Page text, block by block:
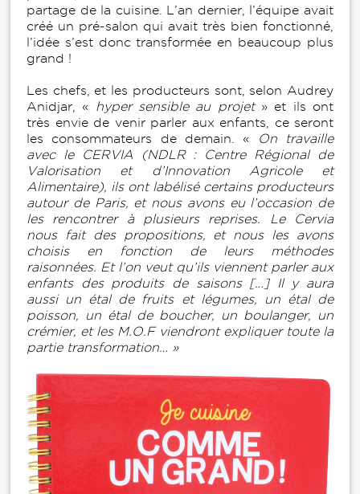
partage de la cuisine. L’an dernier, l’équipe avait
créé un pré-salon qui avait très bien fonctionné,
l’idée s’est donc transformée en beaucoup plus
grand !
Les chefs, et les producteurs sont, selon Audrey
Anidjar, « hyper sensible au projet» et ils ont
très envie de venir parler aux enfants, ce seront
les consommateurs de demain. «
On travaille
avec le CERVIA (NDLR : Centre Régional de
Valorisation et d’Innovation Agricole et
Alimentaire), ils ont labélisé certains producteurs
autour de Paris, et nous avons eu l’occasion de
les rencontrer à plusieurs reprises. Le Cervia
nous fait des propositions, et nous les avons
choisis en fonction de leurs méthodes
raisonnées. Et l’on veut qu’ils viennent parler aux
enfants des produits de saisons […] Il y aura
aussi un étal de fruits et légumes, un étal de
poisson, un étal de boucher, un boulanger, un
crémier, et les M.O.F viendront expliquer toute la
partie transformation… »